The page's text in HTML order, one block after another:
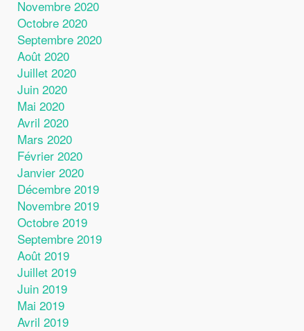
Novembre 2020
Octobre 2020
Septembre 2020
Août 2020
Juillet 2020
Juin 2020
Mai 2020
Avril 2020
Mars 2020
Février 2020
Janvier 2020
Décembre 2019
Novembre 2019
Octobre 2019
Septembre 2019
Août 2019
Juillet 2019
Juin 2019
Mai 2019
Avril 2019